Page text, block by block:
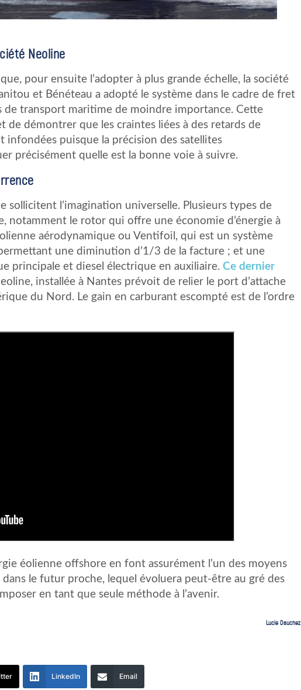
Neoline
pour ensuite l’adopter à plus grande échelle, la société
et Bénéteau a adopté le système dans le cadre de fret
de transport maritime de moindre importance. Cette
de démontrer que les craintes liées à des retards de
infondées puisque la précision des satellites
précisément quelle est la bonne voie à suivre.
sollicitent l’imagination universelle. Plusieurs types de
notamment le rotor qui offre une économie d’énergie à
aérodynamique ou Ventifoil, qui est un système
une diminution d’1/3 de la facture ; et une
principale et diesel électrique en auxiliaire. Ce dernier
installée à Nantes prévoit de relier le port d’attache
du Nord. Le gain en carburant escompté est de l’ordre
éolienne offshore en font assurément l’un des moyens
le futur proche, lequel évoluera peut-être au gré des
en tant que seule méthode à l’avenir.
Lucie Dauchez
LinkedIn Email